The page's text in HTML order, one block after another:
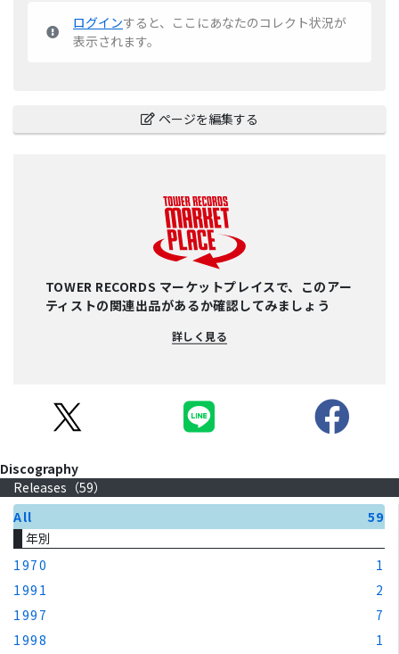
ログインすると、ここにあなたのコレクト状況が
表示されます。
ページを編集する
TOWER RECORDS マーケットプレイスで、このアー
ティストの関連出品があるか確認してみましょう
詳しく見る
Discography
Releases（59）
All
59
年別
1970
1
1991
2
1997
7
1998
1